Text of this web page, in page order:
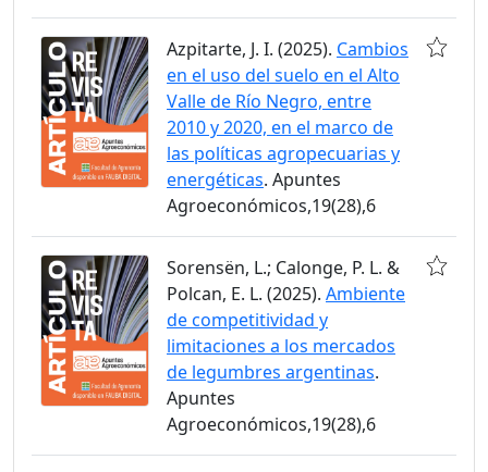
Azpitarte, J. I. (2025). Cambios
en el uso del suelo en el Alto
Valle de Río Negro, entre
2010 y 2020, en el marco de
las políticas agropecuarias y
energéticas. Apuntes
Agroeconómicos,19(28),6
Sorensën, L.; Calonge, P. L. &
Polcan, E. L. (2025). Ambiente
de competitividad y
limitaciones a los mercados
de legumbres argentinas.
Apuntes
Agroeconómicos,19(28),6